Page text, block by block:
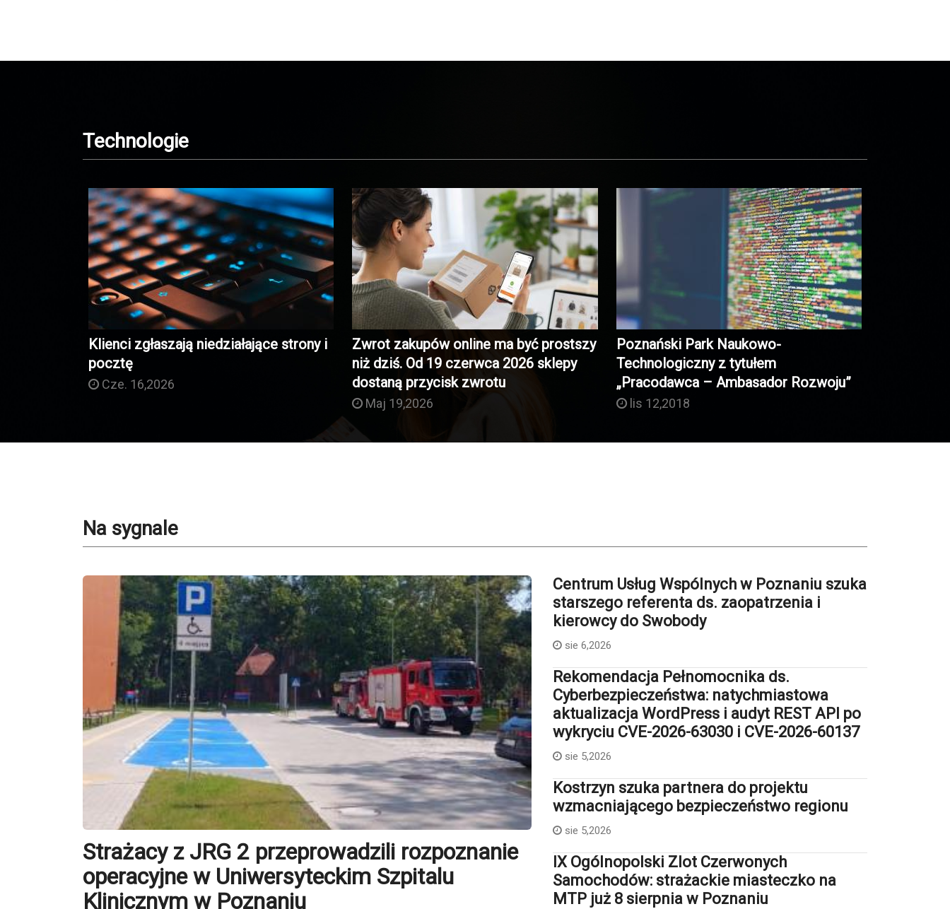
Technologie
Klienci zgłaszają niedziałające strony i
pocztę
Cze. 16,2026
Zwrot zakupów online ma być prostszy
niż dziś. Od 19 czerwca 2026 sklepy
dostaną przycisk zwrotu
Maj 19,2026
Poznański Park Naukowo-
Technologiczny z tytułem
„Pracodawca – Ambasador Rozwoju”
lis 12,2018
Na sygnale
Strażacy z JRG 2 przeprowadzili rozpoznanie
operacyjne w Uniwersyteckim Szpitalu
Klinicznym w Poznaniu
Centrum Usług Wspólnych w Poznaniu szuka
starszego referenta ds. zaopatrzenia i
kierowcy do Swobody
sie 6,2026
Rekomendacja Pełnomocnika ds.
Cyberbezpieczeństwa: natychmiastowa
aktualizacja WordPress i audyt REST API po
wykryciu CVE-2026-63030 i CVE-2026-60137
sie 5,2026
Kostrzyn szuka partnera do projektu
wzmacniającego bezpieczeństwo regionu
sie 5,2026
IX Ogólnopolski Zlot Czerwonych
Samochodów: strażackie miasteczko na
MTP już 8 sierpnia w Poznaniu